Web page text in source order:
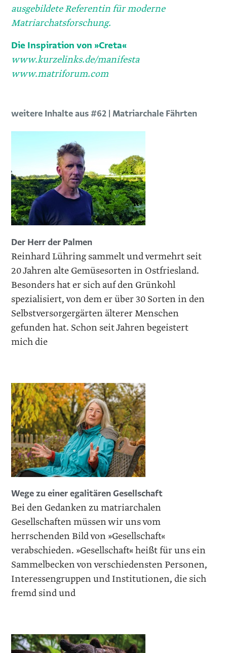
ausgebildete Referentin für moderne
Matriarchatsforschung.
Die Inspiration von »Creta«
www.kurzelinks.de/manifesta
www.matriforum.com
weitere Inhalte aus #62 | Matriarchale Fährten
Der Herr der Palmen
Reinhard Lühring sammelt und vermehrt seit
20 Jahren alte Gemüsesorten in Ostfriesland.
Besonders hat er sich auf den Grünkohl
spezialisiert, von dem er über 30 Sorten in den
Selbstversorgergärten älterer Menschen
gefunden hat. Schon seit Jahren begeistert
mich die
Wege zu einer egalitären Gesellschaft
Bei den Gedanken zu matriarchalen
Gesellschaften müssen wir uns vom
herrschenden Bild von »Gesellschaft«
verabschieden. »Gesellschaft« heißt für uns ein
Sammelbecken von verschiedensten Personen,
Interessengruppen und Institutionen, die sich
fremd sind und